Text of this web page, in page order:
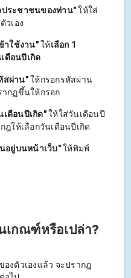
ประชาชนของท่าน"ให้ใส่
วเอง
าใช้งาน"ให้เลือก 1
ดือนปีเกิด
สผ่าน"ให้กรอกรหัสผ่าน
กฏขึ้นให้กรอก
เดือนปีเกิด"ให้ใส่วันเดือนปี
ฎให้เลือกวันเดือนปีเกิด
อยู่บนหน้าเว็บ"ให้พิมพ์
เกณฑ์หรือเปล่า?
ตัวเองแล้ว จะปรากฎ